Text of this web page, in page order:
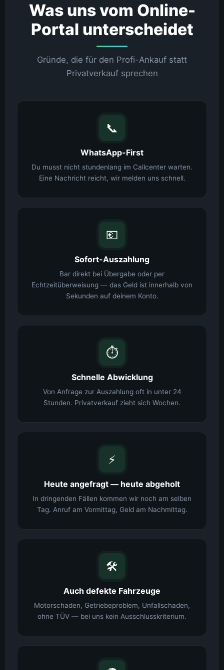
Was uns vom Online-
Portal unterscheidet
Gründe, die für den Profi-Ankauf statt
Privatverkauf sprechen
📞
WhatsApp-First
Du musst nicht stundenlang im Callcenter warten.
Eine Nachricht reicht, wir melden uns schnell.
💶
Sofort-Auszahlung
Bar direkt bei Übergabe oder per
Echtzeitüberweisung — das Geld ist innerhalb von
Sekunden auf deinem Konto.
⏱️
Schnelle Abwicklung
Von Anfrage zur Auszahlung oft in unter 24
Stunden. Privatverkauf zieht sich Wochen.
⚡
Heute angefragt — heute abgeholt
In dringenden Fällen kommen wir noch am selben
Tag. Anruf am Vormittag, Geld am Nachmittag.
🛠️
Auch defekte Fahrzeuge
Motorschaden, Getriebeproblem, Unfallschaden,
ohne TÜV — bei uns kein Ausschlusskriterium.